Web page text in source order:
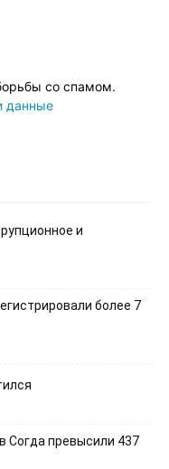
со спамом.
данные
и
более 7
Согда превысили 437